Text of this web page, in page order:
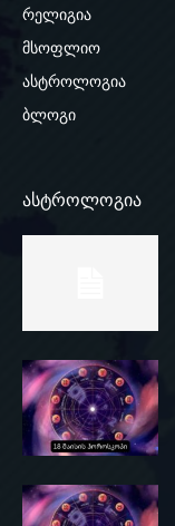
რელიგია
მსოფლიო
ასტროლოგია
ბლოგი
ასტროლოგია